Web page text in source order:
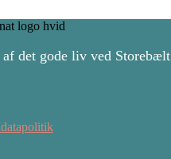
det gode liv ved Storebælt